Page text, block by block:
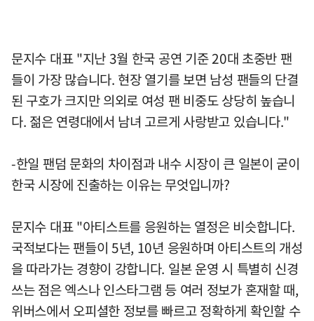
문지수 대표 "지난 3월 한국 공연 기준 20대 초중반 팬
들이 가장 많습니다. 현장 열기를 보면 남성 팬들의 단결
된 구호가 크지만 의외로 여성 팬 비중도 상당히 높습니
다. 젊은 연령대에서 남녀 고르게 사랑받고 있습니다."
-한일 팬덤 문화의 차이점과 내수 시장이 큰 일본이 굳이
한국 시장에 진출하는 이유는 무엇입니까?
문지수 대표 "아티스트를 응원하는 열정은 비슷합니다.
국적보다는 팬들이 5년, 10년 응원하며 아티스트의 개성
을 따라가는 경향이 강합니다. 일본 운영 시 특별히 신경
쓰는 점은 엑스나 인스타그램 등 여러 정보가 혼재할 때,
위버스에서 오피셜한 정보를 빠르고 정확하게 확인할 수